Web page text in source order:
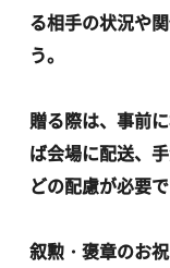
る相手の状況や
う。
贈る際は、事前
ば会場に配送、
どの配慮が必要で
叙勲・褒章のお